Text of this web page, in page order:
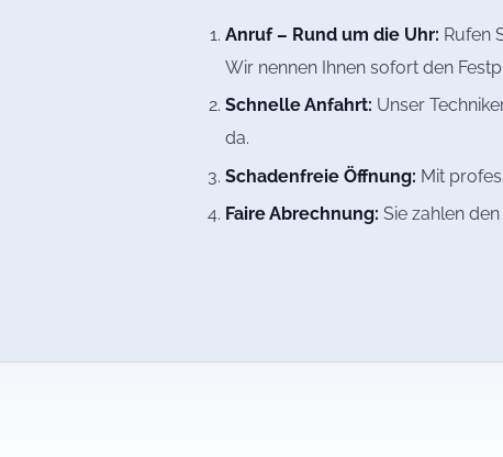
Anruf – Rund um die Uhr: Rufen
Wir nennen Ihnen sofort den
Schnelle Anfahrt: Unser
da.
Schadenfreie Öffnung: Mit
Faire Abrechnung: Sie zahlen